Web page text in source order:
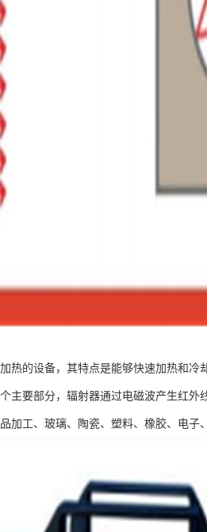
热的设备，其特点是能够快速加热和
主要部分，辐射器通过电磁波产生红
加工、玻璃、陶瓷、塑料、橡胶、电子